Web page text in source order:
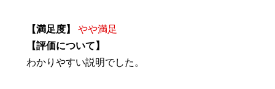
【満足度】
やや満足
【評価について】
わかりやすい説明でした。